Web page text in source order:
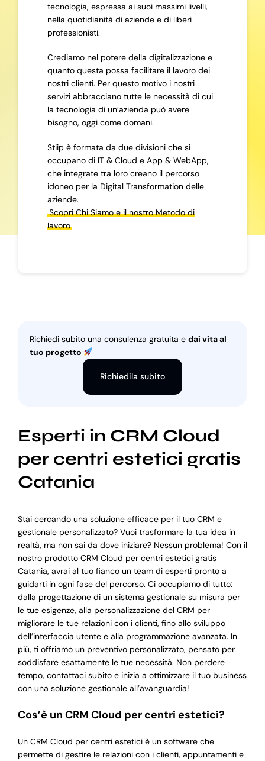
tecnologia, espressa ai suoi massimi livelli,
nella quotidianità di aziende e di liberi
professionisti.
Crediamo nel potere della digitalizzazione e
quanto questa possa facilitare il lavoro dei
nostri clienti. Per questo motivo i nostri
servizi abbracciano tutte le necessità di cui
la tecnologia di un’azienda può avere
bisogno, oggi come domani.
Stiip è formata da due divisioni che si
occupano di IT & Cloud e App & WebApp,
che integrate tra loro creano il percorso
idoneo per la Digital Transformation delle
aziende.
Scopri Chi Siamo e il nostro Metodo di
lavoro
Richiedi subito una consulenza gratuita e dai vita al
tuo progetto
Richiedila subito
Esperti in CRM Cloud
per centri estetici gratis
Catania
Stai cercando una soluzione efficace per il tuo CRM e
gestionale personalizzato? Vuoi trasformare la tua idea in
realtà, ma non sai da dove iniziare? Nessun problema! Con il
nostro prodotto CRM Cloud per centri estetici gratis
Catania, avrai al tuo fianco un team di esperti pronto a
guidarti in ogni fase del percorso. Ci occupiamo di tutto:
dalla progettazione di un sistema gestionale su misura per
le tue esigenze, alla personalizzazione del CRM per
migliorare le tue relazioni con i clienti, fino allo sviluppo
dell’interfaccia utente e alla programmazione avanzata. In
più, ti offriamo un preventivo personalizzato, pensato per
soddisfare esattamente le tue necessità. Non perdere
tempo, contattaci subito e inizia a ottimizzare il tuo business
con una soluzione gestionale all’avanguardia!
Cos’è un CRM Cloud per centri estetici?
Un CRM Cloud per centri estetici è un software che
permette di gestire le relazioni con i clienti, appuntamenti e